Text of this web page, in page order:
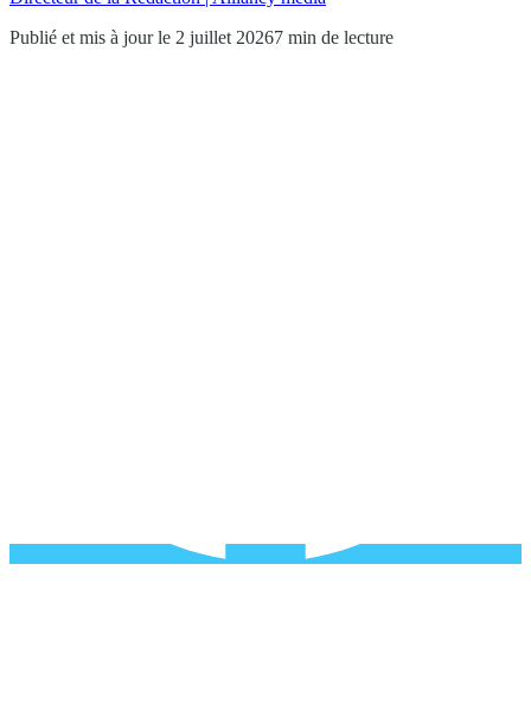
Publié et mis à jour le 2 juillet 20267 min de lecture